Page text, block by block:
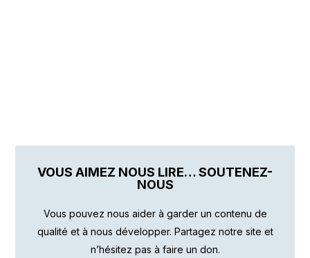
VOUS AIMEZ NOUS LIRE… SOUTENEZ-
NOUS
Vous pouvez nous aider à garder un contenu de
qualité et à nous développer. Partagez notre site et
n’hésitez pas à faire un don.